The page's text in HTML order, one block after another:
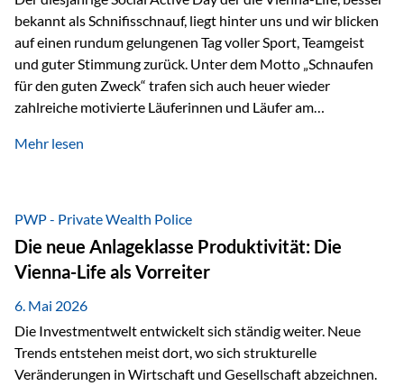
bekannt als Schnifisschnauf, liegt hinter uns und wir blicken
auf einen rundum gelungenen Tag voller Sport, Teamgeist
und guter Stimmung zurück. Unter dem Motto „Schnaufen
für den guten Zweck“ trafen sich auch heuer wieder
zahlreiche motivierte Läuferinnen und Läufer am
Höchstleistungen für einen guten Zweck zu erbringen. Mit
Mäder gesammelt werden konnten. Die anspruchsvolle
Strecke mit rund 4,8 Kilometern und 680 Höhenmetern
stellte die Teilnehmerinnen und Teilnehmer vor eine
sportliche Herausforderung. Doch…
Mehr lesen
PWP - Private Wealth Police
Die neue Anlageklasse Produktivität: Die
Vienna-Life als Vorreiter
6. Mai 2026
Die Investmentwelt entwickelt sich ständig weiter. Neue
Trends entstehen meist dort, wo sich strukturelle
Veränderungen in Wirtschaft und Gesellschaft abzeichnen.